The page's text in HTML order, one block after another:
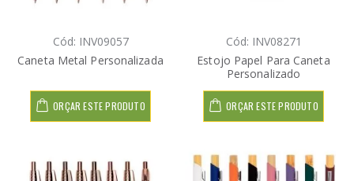
Cód: INV09057
Caneta Metal Personalizada
ORÇAR ESTE PRODUTO
Cód: INV08271
Estojo Papel Para Caneta
Personalizado
ORÇAR ESTE PRODUTO